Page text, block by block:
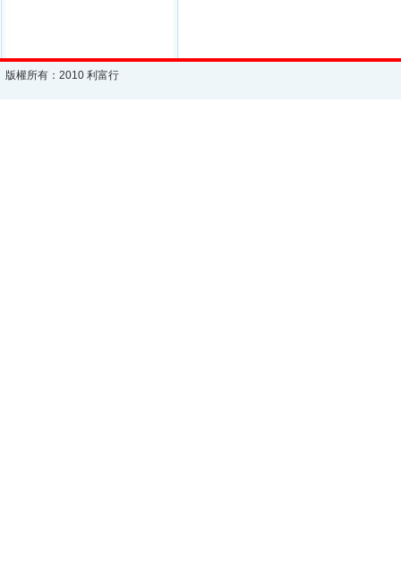
版權所有：2010 利富行